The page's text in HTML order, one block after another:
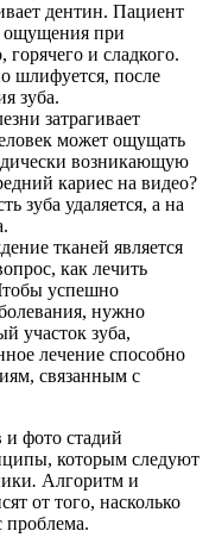
дентин. Пациент
ощущения при
и сладкого.
шлифуется, после
зуба.
затрагивает
может ощущать
возникающую
кариес на видео?
зуба удаляется, а на
тканей является
как лечить
успешно
нужно
участок зуба,
лечение способно
связанным с
и фото стадий
которым следуют
. Алгоритм и
от того, насколько
проблема.